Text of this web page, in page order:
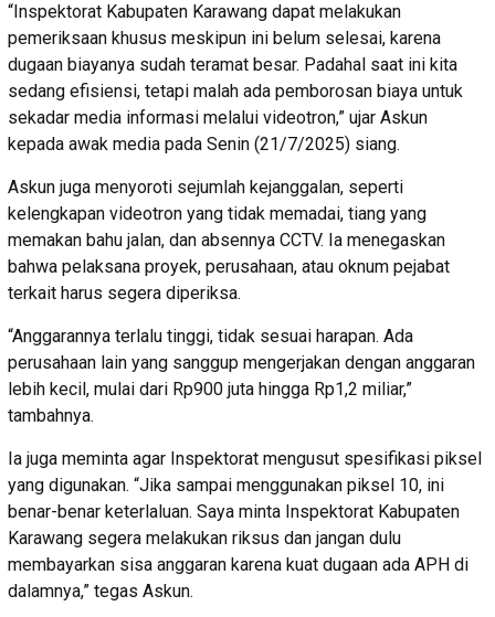
“Inspektorat Kabupaten Karawang dapat melakukan
pemeriksaan khusus meskipun ini belum selesai, karena
dugaan biayanya sudah teramat besar. Padahal saat ini kita
sedang efisiensi, tetapi malah ada pemborosan biaya untuk
sekadar media informasi melalui videotron,” ujar Askun
kepada awak media pada Senin (21/7/2025) siang.
Askun juga menyoroti sejumlah kejanggalan, seperti
kelengkapan videotron yang tidak memadai, tiang yang
memakan bahu jalan, dan absennya CCTV. Ia menegaskan
bahwa pelaksana proyek, perusahaan, atau oknum pejabat
terkait harus segera diperiksa.
“Anggarannya terlalu tinggi, tidak sesuai harapan. Ada
perusahaan lain yang sanggup mengerjakan dengan anggaran
lebih kecil, mulai dari Rp900 juta hingga Rp1,2 miliar,”
tambahnya.
Ia juga meminta agar Inspektorat mengusut spesifikasi piksel
yang digunakan. “Jika sampai menggunakan piksel 10, ini
benar-benar keterlaluan. Saya minta Inspektorat Kabupaten
Karawang segera melakukan riksus dan jangan dulu
membayarkan sisa anggaran karena kuat dugaan ada APH di
dalamnya,” tegas Askun.